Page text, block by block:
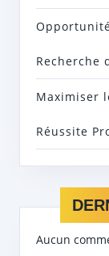
Recherche
Maximiser
Réussite
Aucun